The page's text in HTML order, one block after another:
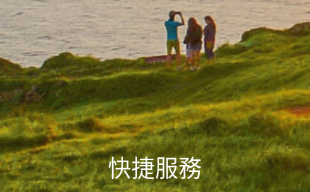
快捷服務